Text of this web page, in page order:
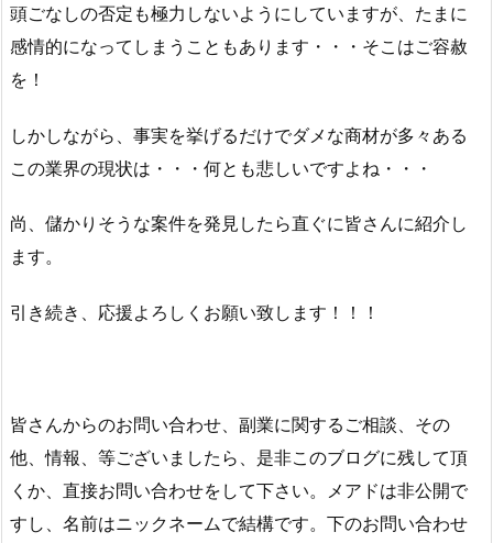
頭ごなしの否定も極力しないようにしていますが、たまに
感情的になってしまうこともあります・・・そこはご容赦
を！
しかしながら、事実を挙げるだけでダメな商材が多々ある
この業界の現状は・・・何とも悲しいですよね・・・
尚、儲かりそうな案件を発見したら直ぐに皆さんに紹介し
ます。
引き続き、応援よろしくお願い致します！！！
皆さんからのお問い合わせ、副業に関するご相談、その
他、情報、等ございましたら、是非このブログに残して頂
くか、直接お問い合わせをして下さい。メアドは非公開で
すし、名前はニックネームで結構です。下のお問い合わせ